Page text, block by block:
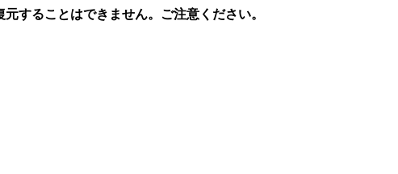
することはできません。ご注意ください。